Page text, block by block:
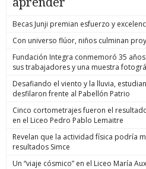
Becas Junji premian esfuerzo y
Con universo flúor, niños culminan
Fundación Integra conmemoró 35
sus trabajadores y una muestra
Desafiando el viento y la lluvia,
desfilaron frente al Pabellón Patrio
Cinco cortometrajes fueron el
en el Liceo Pedro Pablo Lemaitre
Revelan que la actividad física podría
resultados Simce
Un “viaje cósmico” en el Liceo María